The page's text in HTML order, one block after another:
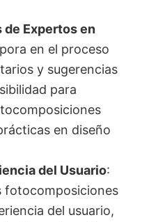
de Expertos en
en el proceso
y sugerencias
para
en diseño
del Usuario:
fotocomposiciones
del usuario,